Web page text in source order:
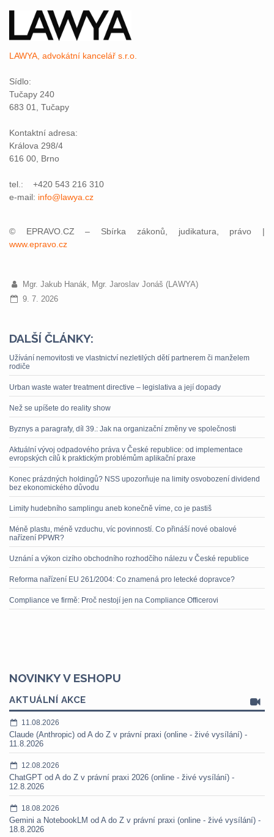
LAWYA, advokátní kancelář s.r.o.
Sídlo:
Tučapy 240
683 01, Tučapy
Kontaktní adresa:
Králova 298/4
616 00, Brno
tel.: +420 543 216 310
e-mail: info@lawya.cz
© EPRAVO.CZ – Sbírka zákonů, judikatura, právo |
www.epravo.cz
Mgr. Jakub Hanák, Mgr. Jaroslav Jonáš (LAWYA)
9. 7. 2026
DALŠÍ ČLÁNKY:
Užívání nemovitosti ve vlastnictví nezletilých dětí partnerem či manželem
rodiče
Urban waste water treatment directive – legislativa a její dopady
Než se upíšete do reality show
Byznys a paragrafy, díl 39.: Jak na organizační změny ve společnosti
Aktuální vývoj odpadového práva v České republice: od implementace
evropských cílů k praktickým problémům aplikační praxe
Konec prázdných holdingů? NSS upozorňuje na limity osvobození dividend
bez ekonomického důvodu
Limity hudebního samplingu aneb konečně víme, co je pastiš
Méně plastu, méně vzduchu, víc povinností. Co přináší nové obalové
nařízení PPWR?
Uznání a výkon cizího obchodního rozhodčího nálezu v České republice
Reforma nařízení EU 261/2004: Co znamená pro letecké dopravce?
Compliance ve firmě: Proč nestojí jen na Compliance Officerovi
NOVINKY V ESHOPU
AKTUÁLNÍ AKCE
11.08.2026
Claude (Anthropic) od A do Z v právní praxi (online - živé vysílání) -
11.8.2026
12.08.2026
ChatGPT od A do Z v právní praxi 2026 (online - živé vysílání) -
12.8.2026
18.08.2026
Gemini a NotebookLM od A do Z v právní praxi (online - živé vysílání) -
18.8.2026